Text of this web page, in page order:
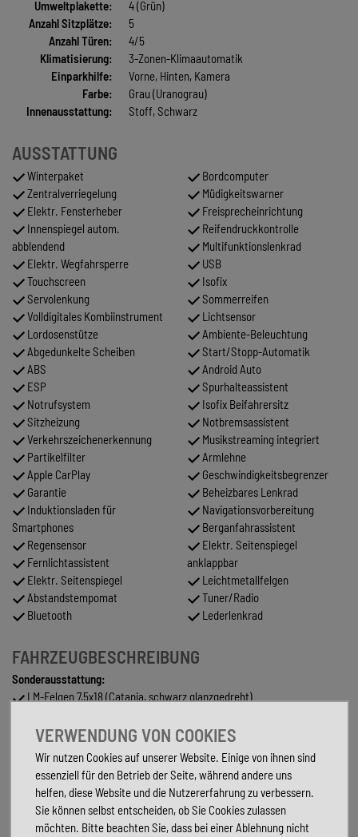
Umweltplakette:
4 (Grün)
Anzahl Sitzplätze:
5
Anzahl Türen:
4/5
Klimatisierung:
3-Zonen-Klimaautomatik
Einparkhilfe:
Vorne, Hinten, Kamera
Farbe:
Grau (Uranograu)
Innenausstattung:
Stoff, Schwarz
AUSSTATTUNG
Winterpaket
Zentralverriegelung
Elektr. Fensterheber
Innenspiegel autom.
abblendend
Elektr. Wegfahrsperre
Touchscreen
Servolenkung
Volldigitales Kombiinstrument
Lordosenstütze
Abgedunkelte Scheiben
ABS
ESP
Notrufsystem
Sitzheizung
Verkehrszeichenerkennung
Partikelfilter
Apple CarPlay
Garantie
Induktionsladen für
Smartphones
Regensensor
Fernlichtassistent
Elektr. Seitenspiegel
Abstandstempomat
Bluetooth
Bordcomputer
Müdigkeitswarner
Freisprecheinrichtung
Reifendruckkontrolle
Multifunktionslenkrad
USB
Isofix
Sommerreifen
Lichtsensor
Ambiente-Beleuchtung
Start/Stopp-Automatik
Android Auto
Spurhalteassistent
Isofix Beifahrersitz
Notbremsassistent
Musikstreaming integriert
Armlehne
Geschwindigkeitsbegrenzer
Beheizbares Lenkrad
Navigationsvorbereitung
Berganfahrassistent
Elektr. Seitenspiegel
anklappbar
Leichtmetallfelgen
Tuner/Radio
Lederlenkrad
FAHRZEUGBESCHREIBUNG
Sonderausstattung:
LM-Felgen 7,5x18 (Catania, schwarz glanzgedreht)
Sonderlackierung Urano-Grau uni
Airbag Fahrer-/Beifahrerseite, Beifahrerairbag abschaltbar
Ambiente-Beleuchtung (30 Farben)
App-Connect Wireless (Apple CarPlay, Android Auto)
VERWENDUNG VON COOKIES
Wir nutzen Cookies auf unserer Website. Einige von ihnen sind
essenziell für den Betrieb der Seite, während andere uns
helfen, diese Website und die Nutzererfahrung zu verbessern.
Sie können selbst entscheiden, ob Sie Cookies zulassen
möchten. Bitte beachten Sie, dass bei einer Ablehnung nicht